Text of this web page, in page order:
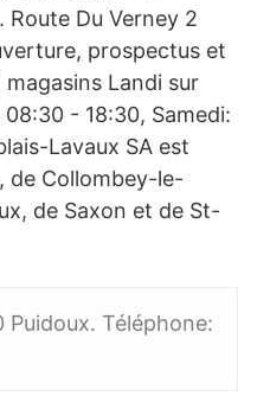
Route Du Verney 2
prospectus et
Landi sur
- 18:30, Samedi:
Lavaux SA est
de Collombey-le-
de Saxon et de St-
Puidoux. Téléphone: